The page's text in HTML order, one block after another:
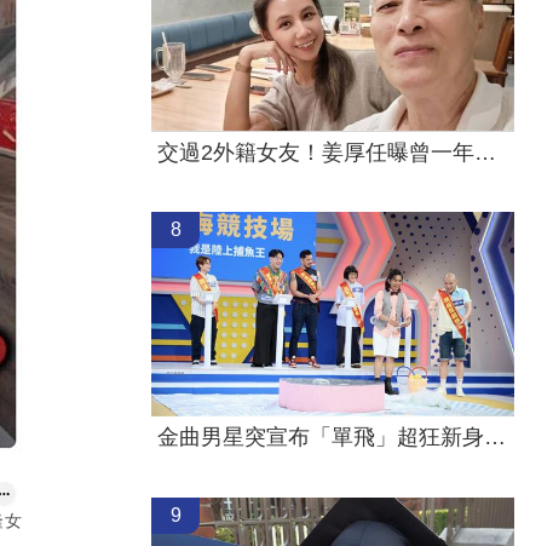
女
交過2外籍女友！姜厚任曝曾一年不近女色
8
金曲男星突宣布「單飛」超狂新身分曝光
9